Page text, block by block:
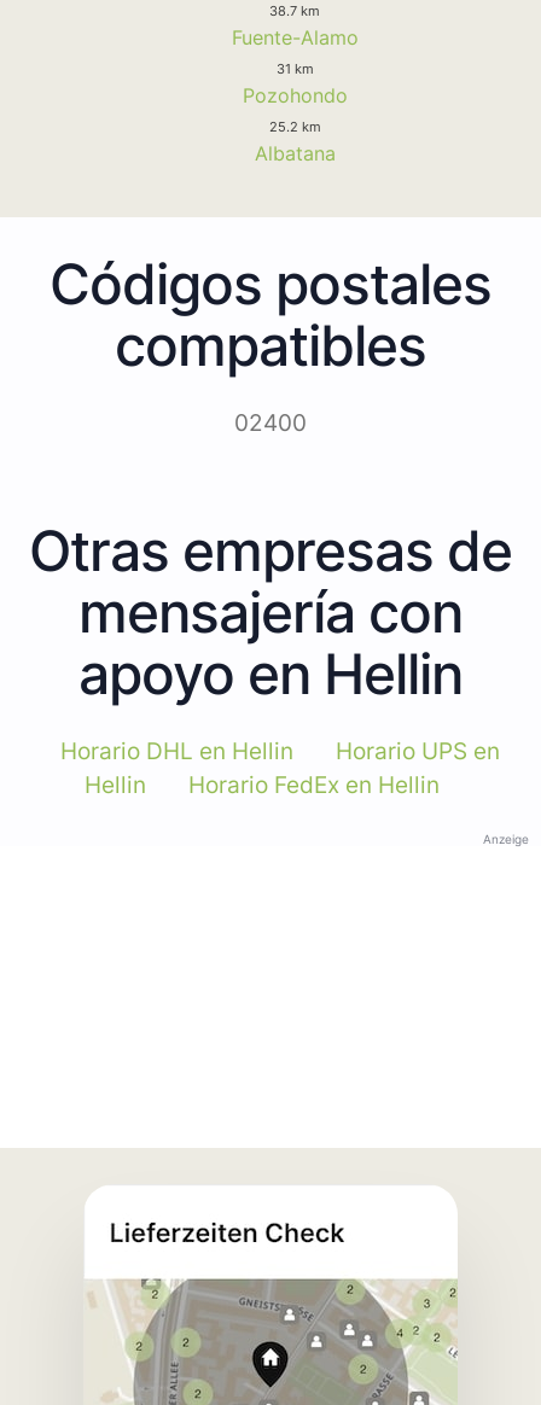
38.7 km
Fuente-Alamo
31 km
Pozohondo
25.2 km
Albatana
Códigos postales
compatibles
02400
Otras empresas de
mensajería con
apoyo en Hellin
Horario DHL en Hellin
Horario UPS en
Hellin
Horario FedEx en Hellin
Anzeige